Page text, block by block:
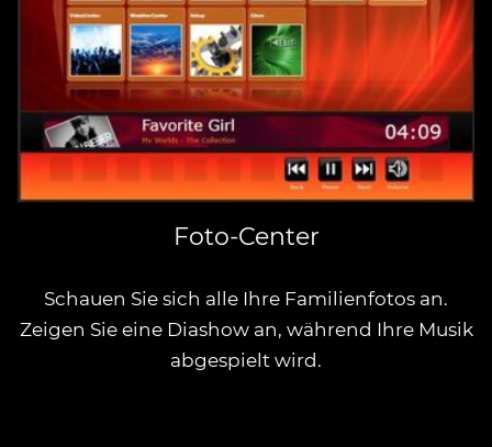
Foto-Center
Schauen Sie sich alle Ihre Familienfotos an.
Zeigen Sie eine Diashow an, während Ihre Musik
abgespielt wird.